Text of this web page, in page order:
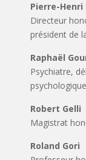
Pierre-Henri
Directeur
président de
Raphaël
Psychiatre,
psychologique
Robert Gelli
Magistrat
Roland Gori